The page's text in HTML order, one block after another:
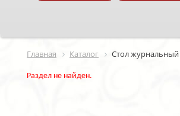
Главная Каталог Стол журнальный
Раздел не найден.